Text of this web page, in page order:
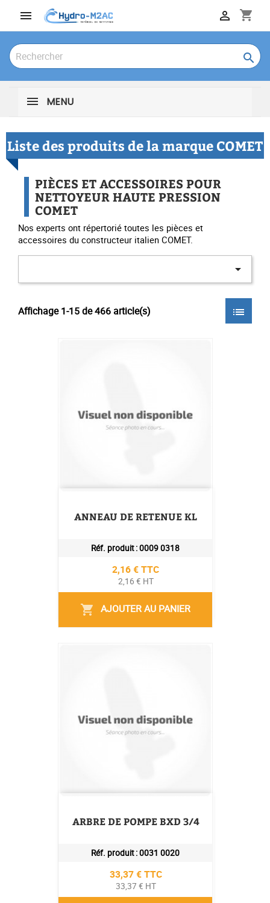
 shopping_cart


MENU
Liste des produits de la marque COMET
PIÈCES ET ACCESSOIRES POUR
NETTOYEUR HAUTE PRESSION
COMET
Nos experts ont répertorié toutes les pièces et
accessoires du constructeur italien COMET.

Affichage 1-15 de 466 article(s) list
ANNEAU DE RETENUE KL
Réf. produit :0009 0318
Prix
2,16 € TTC
2,16 € HT
shopping_cart AJOUTER AU PANIER
ARBRE DE POMPE BXD 3/4
Réf. produit :0031 0020
Prix
33,37 € TTC
33,37 € HT